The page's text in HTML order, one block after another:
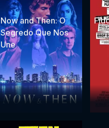
Now and Then: O
Segredo Que Nos
Une